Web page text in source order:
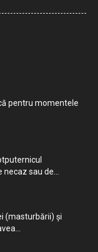
pentru momentele
necaz sau de...
(masturbării) şi